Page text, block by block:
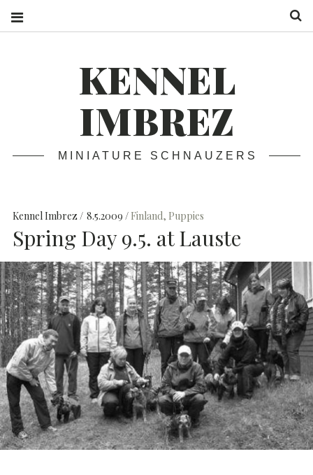
KENNEL
IMBREZ
MINIATURE SCHNAUZERS
Kennel Imbrez 8.5.2009 Finland, Puppies
Spring Day 9.5. at Lauste